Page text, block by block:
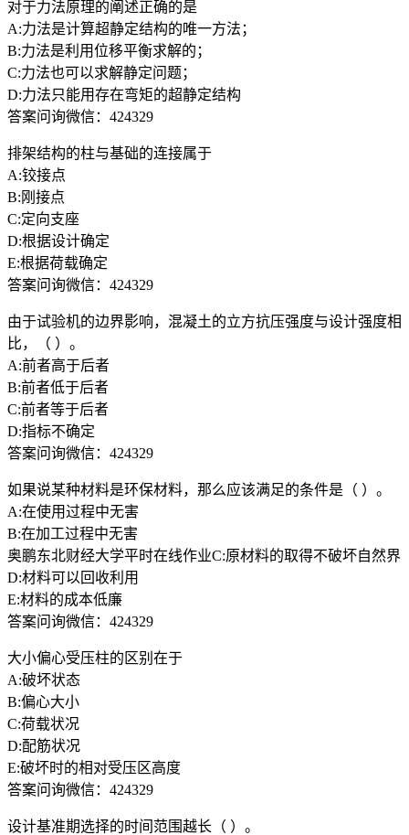
对于力法原理的阐述正确的是
A:力法是计算超静定结构的唯一方法；
B:力法是利用位移平衡求解的；
C:力法也可以求解静定问题；
D:力法只能用存在弯矩的超静定结构
答案问询微信：424329
排架结构的柱与基础的连接属于
A:铰接点
B:刚接点
C:定向支座
D:根据设计确定
E:根据荷载确定
答案问询微信：424329
由于试验机的边界影响，混凝土的立方抗压强度与设计强度相
比，（ ）。
A:前者高于后者
B:前者低于后者
C:前者等于后者
D:指标不确定
答案问询微信：424329
如果说某种材料是环保材料，那么应该满足的条件是（ ）。
A:在使用过程中无害
B:在加工过程中无害
奥鹏东北财经大学平时在线作业C:原材料的取得不破坏自然界
D:材料可以回收利用
E:材料的成本低廉
答案问询微信：424329
大小偏心受压柱的区别在于
A:破坏状态
B:偏心大小
C:荷载状况
D:配筋状况
E:破坏时的相对受压区高度
答案问询微信：424329
设计基准期选择的时间范围越长（ ）。